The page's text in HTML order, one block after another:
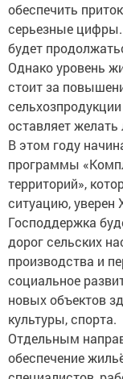
обеспечить
серьезные
будет
Однако уровень
стоит за
оставляет желать
В этом году
программы
территорий»,
ситуацию, уверен
Господдержка
дорог сельских
производства и
социальное
новых объектов
культуры, спорта.
Отдельным
обеспечение